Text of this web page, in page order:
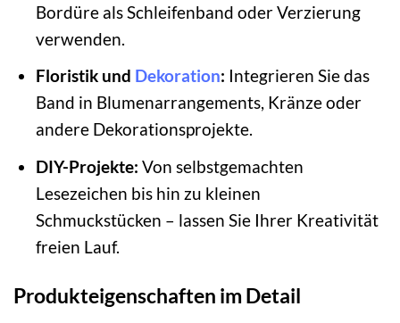
Bordüre als Schleifenband oder Verzierung
verwenden.
Floristik und Dekoration: Integrieren Sie das
Band in Blumenarrangements, Kränze oder
andere Dekorationsprojekte.
DIY-Projekte: Von selbstgemachten
Lesezeichen bis hin zu kleinen
Schmuckstücken – lassen Sie Ihrer Kreativität
freien Lauf.
Produkteigenschaften im Detail